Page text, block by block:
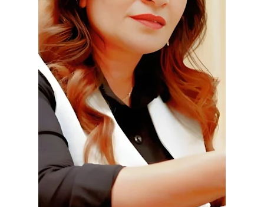
حوادث وقضايا
خدمات
الصحه والجمال
فن المطبخ
مقالات